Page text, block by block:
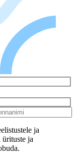
ja
ürituste ja